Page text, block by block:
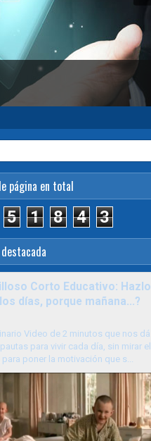
página en total
5 1 8 4 3
Corto Educativo: Hazlo
días, porque mañana...?
Video de 2 minutos que nos dá
para vivir cada día, sin mirar el
para poner la motivación que s...